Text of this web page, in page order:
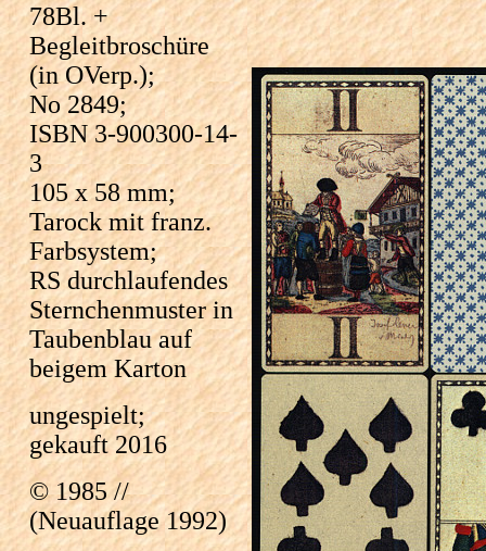
78Bl. +
Begleitbroschüre
(in OVerp.);
No 2849;
ISBN 3-900300-14-
3
105 x 58 mm;
Tarock mit franz.
Farbsystem;
RS durchlaufendes
Sternchenmuster in
Taubenblau auf
beigem Karton
ungespielt;
gekauft 2016
© 1985 //
(Neuauflage 1992)